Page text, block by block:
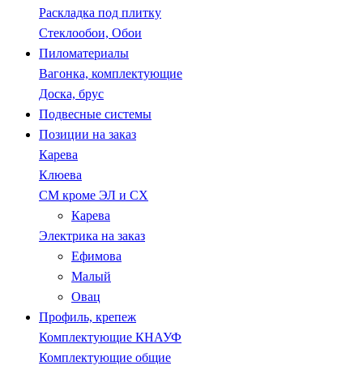
Раскладка под плитку
Стеклообои, Обои
Пиломатериалы
Вагонка, комплектующие
Доска, брус
Подвесные системы
Позиции на заказ
Карева
Клюева
СМ кроме ЭЛ и СХ
Карева
Электрика на заказ
Ефимова
Малый
Овац
Профиль, крепеж
Комплектующие КНАУФ
Комплектующие общие